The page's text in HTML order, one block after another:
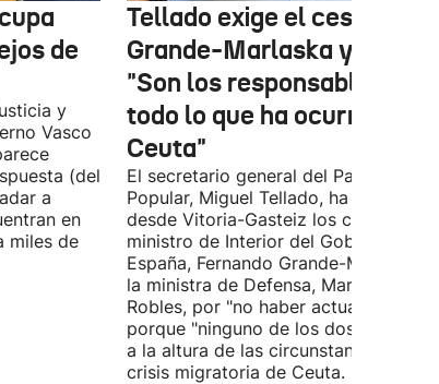
de
y
Vasco
(del
a
en
miles de
Tellado exige el cese de
Grande-Marlaska y
"Son los responsables de
todo lo que ha ocurrido en
Ceuta"
El secretario general del Partido
Popular, Miguel Tellado, ha exigido
desde Vitoria-Gasteiz los ceses del
ministro de Interior del Gobierno de
España, Fernando Grande-Marlaska, y
la ministra de Defensa, Margarita
Robles, por "no haber actuado" y
porque "ninguno de los dos ha
a la altura de las circunstancias" ante
crisis migratoria de Ceuta.